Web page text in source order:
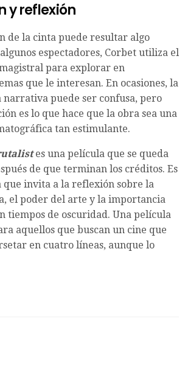
y reflexión
de la cinta puede resultar algo
espectadores, Corbet utiliza el
para explorar en
que le interesan. En ocasiones, la
narrativa puede ser confusa, pero
es lo que hace que la obra sea una
tan estimulante.
es una película que se queda
de que terminan los créditos. Es
que invita a la reflexión sobre la
el poder del arte y la importancia
tiempos de oscuridad. Una película
aquellos que buscan un cine que
en cuatro líneas, aunque lo